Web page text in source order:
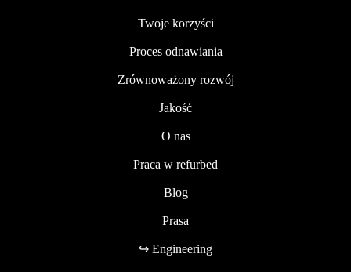
Twoje korzyści
Proces odnawiania
Zrównoważony rozwój
Jakość
O nas
Praca w refurbed
Blog
Prasa
↪ Engineering